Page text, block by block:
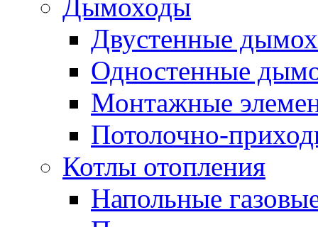
Дымоходы
Двустенные
Одностенные
Монтажные
Потолочно-
Котлы отопления
Напольные